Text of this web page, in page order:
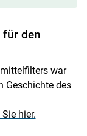
für den
war
Geschichte des
hier.